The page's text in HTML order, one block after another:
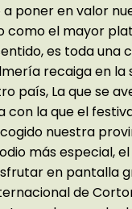
a poner en valor
como el mayor
es toda una
recaiga en la
país, La que se
con la que el
nuestra
más especial,
en pantalla
de